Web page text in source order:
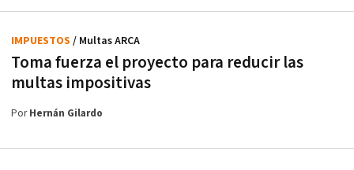
Toma fuerza el proyecto para reducir las
multas impositivas
IMPUESTOS / Multas ARCA
PorHernán Gilardo